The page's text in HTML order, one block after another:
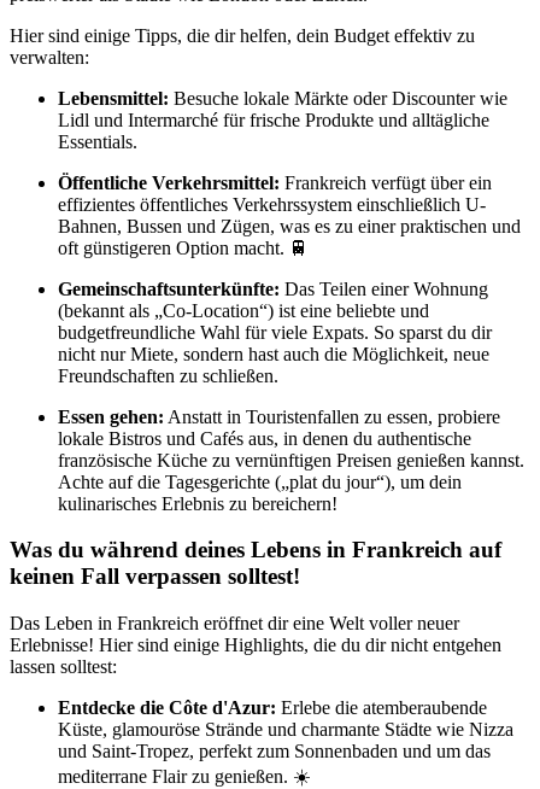
Hier sind einige Tipps, die dir helfen, dein Budget effektiv zu
verwalten:
Lebensmittel: Besuche lokale Märkte oder Discounter wie
Lidl und Intermarché für frische Produkte und alltägliche
Essentials.
Öffentliche Verkehrsmittel: Frankreich verfügt über ein
effizientes öffentliches Verkehrssystem einschließlich U-
Bahnen, Bussen und Zügen, was es zu einer praktischen und
oft günstigeren Option macht. 🚆
Gemeinschaftsunterkünfte: Das Teilen einer Wohnung
(bekannt als „Co-Location“) ist eine beliebte und
budgetfreundliche Wahl für viele Expats. So sparst du dir
nicht nur Miete, sondern hast auch die Möglichkeit, neue
Freundschaften zu schließen.
Essen gehen: Anstatt in Touristenfallen zu essen, probiere
lokale Bistros und Cafés aus, in denen du authentische
französische Küche zu vernünftigen Preisen genießen kannst.
Achte auf die Tagesgerichte („plat du jour“), um dein
kulinarisches Erlebnis zu bereichern!
Was du während deines Lebens in Frankreich auf
keinen Fall verpassen solltest!
Das Leben in Frankreich eröffnet dir eine Welt voller neuer
Erlebnisse! Hier sind einige Highlights, die du dir nicht entgehen
lassen solltest:
Entdecke die Côte d'Azur: Erlebe die atemberaubende
Küste, glamouröse Strände und charmante Städte wie Nizza
und Saint-Tropez, perfekt zum Sonnenbaden und um das
mediterrane Flair zu genießen. ☀️